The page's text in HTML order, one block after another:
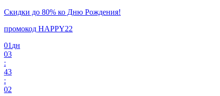
Скидки до 80% ко Дню Рождения!
промокод HAPPY22
01 дн
03
:
43
:
02